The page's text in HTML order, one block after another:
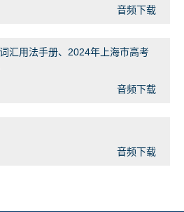
音频下载
汇用法手册、2024年上海市高考
音频下载
音频下载